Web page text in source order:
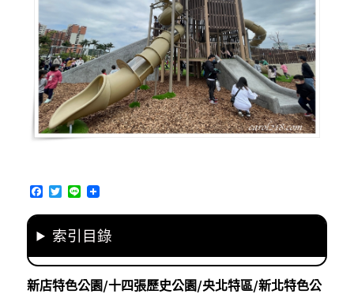
F
c
b
o
o
k
T
i
t
t
e
r
L
n
e
索引目錄
新店特色公園/十四張歷史公園/央北特區/新北特色公